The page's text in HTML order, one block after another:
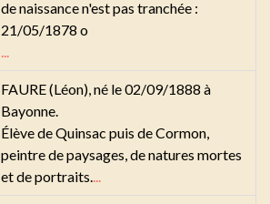
de naissance n'est pas tranchée :
21/05/1878 o
FAURE (Léon), né le 02/09/1888 à
Bayonne.
Élève de Quinsac puis de Cormon,
peintre de paysages, de natures mortes
et de portraits.